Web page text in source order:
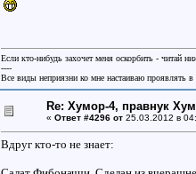
Если кто-нибудь захочет меня оскорбить - читай
----
Все виды неприязни ко мне настаиваю проявлять
Re: Хумор-4, правнук
« Ответ #4296 от25.03.2012 в
Вдруг кто-то не знает: